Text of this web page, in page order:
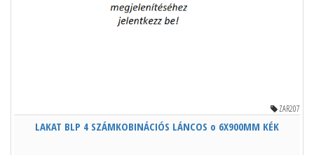
ZAR207
LAKAT BLP 4 SZÁMKOBINÁCIÓS LÁNCOS o 6X900MM KÉK